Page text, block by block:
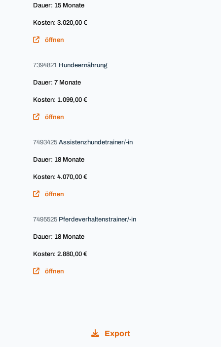
Dauer: 15 Monate
Kosten: 3.020,00 €
öffnen
7394821 Hundeernährung
Dauer: 7 Monate
Kosten: 1.099,00 €
öffnen
7493425 Assistenzhundetrainer/-in
Dauer: 18 Monate
Kosten: 4.070,00 €
öffnen
7495525 Pferdeverhaltenstrainer/-in
Dauer: 18 Monate
Kosten: 2.880,00 €
öffnen
Export